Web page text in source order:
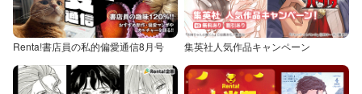
Renta!書店員の私的偏愛通信8月号 集英社人気作品キャンペーン